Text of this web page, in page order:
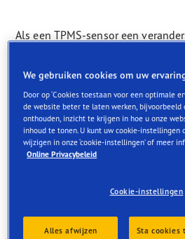
Als een TPMS-sensor een
waar dan ook detecteert, wordt er
waarschuwing naar uw desktop of
gestuurd. Met de beschikbare
ondernemen om incidenten te
stilstand, vertraagde leveringen of
kunnen veroorzaken.
Goodyear TPMS helpt u
vloot op de weg te houden. Het
neemt de zorgen weg. Installeer
We gebruiken cookies om uw
Door op ‘Cookies toestaan voor een optimale
de website beter te laten werken, bijvoorbeeld
onthouden, inzicht te krijgen in hoe u onze
inhoud te tonen. U kunt uw cookie-instellingen
wijzigen in onze ‘cookie-instellingen’ of meer
Online Privacybeleid
Cookie-instellingen
Alles afwijzen Sta cookies